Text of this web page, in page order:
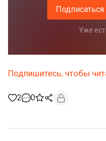
Уже
Подпишитесь, чтобы
2 0